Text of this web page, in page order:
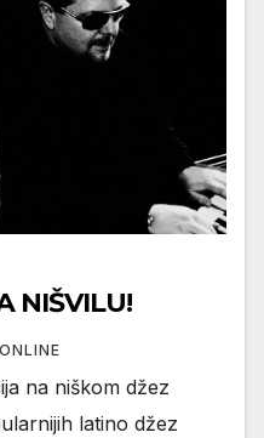
NIŠVILU!
na niškom džez
latino džez